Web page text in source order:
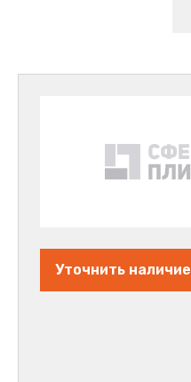
Уточнить наличие